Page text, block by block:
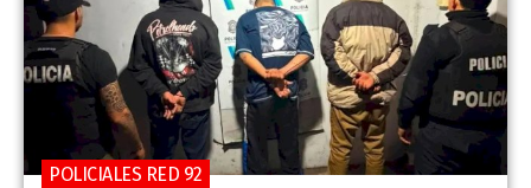
POLICIALES RED 92